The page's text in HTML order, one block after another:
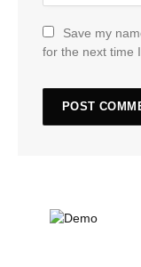
Save my
for the next time